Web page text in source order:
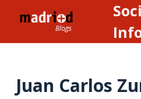
l
Juan Carlos